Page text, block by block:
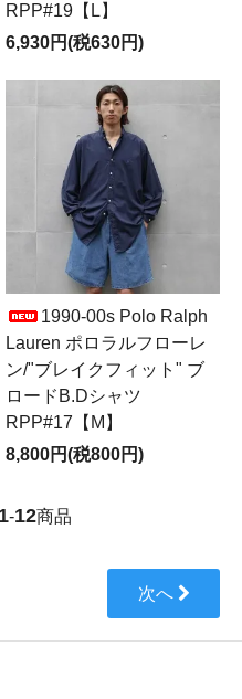
RPP#19【L】
6,930円(税630円)
1990-00s Polo Ralph
Lauren ポロラルフローレ
ン/"ブレイクフィット" ブ
ロードB.Dシャツ
RPP#17【M】
8,800円(税800円)
1-12商品
次へ